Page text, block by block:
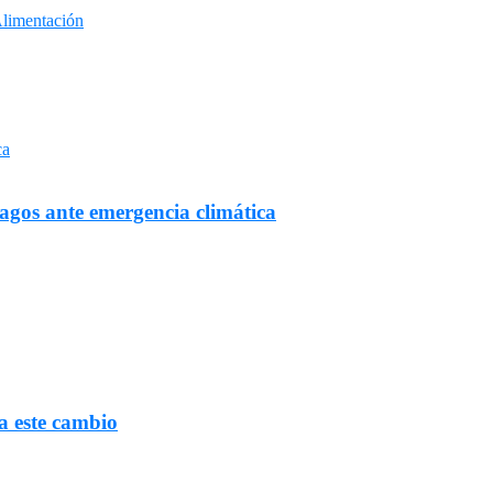
ante emergencia climática
este cambio